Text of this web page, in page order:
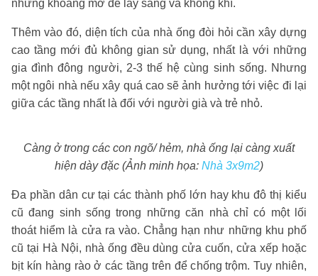
những khoảng mở để lấy sáng và không khí.
Thêm vào đó, diện tích của nhà ống đòi hỏi cần xây dựng
cao tầng mới đủ không gian sử dụng, nhất là với những
gia đình đông người, 2-3 thế hệ cùng sinh sống. Nhưng
một ngôi nhà nếu xây quá cao sẽ ảnh hưởng tới việc đi lại
giữa các tầng nhất là đối với người già và trẻ nhỏ.
Càng ở trong các con ngõ/ hẻm, nhà ống lại càng xuất
hiện dày đặc (Ảnh minh họa: Nhà 3x9m2)
Đa phần dân cư tại các thành phố lớn hay khu đô thị kiểu
cũ đang sinh sống trong những căn nhà chỉ có một lối
thoát hiểm là cửa ra vào. Chẳng hạn như những khu phố
cũ tại Hà Nội, nhà ống đều dùng cửa cuốn, cửa xếp hoặc
bịt kín hàng rào ở các tầng trên để chống trộm. Tuy nhiên,